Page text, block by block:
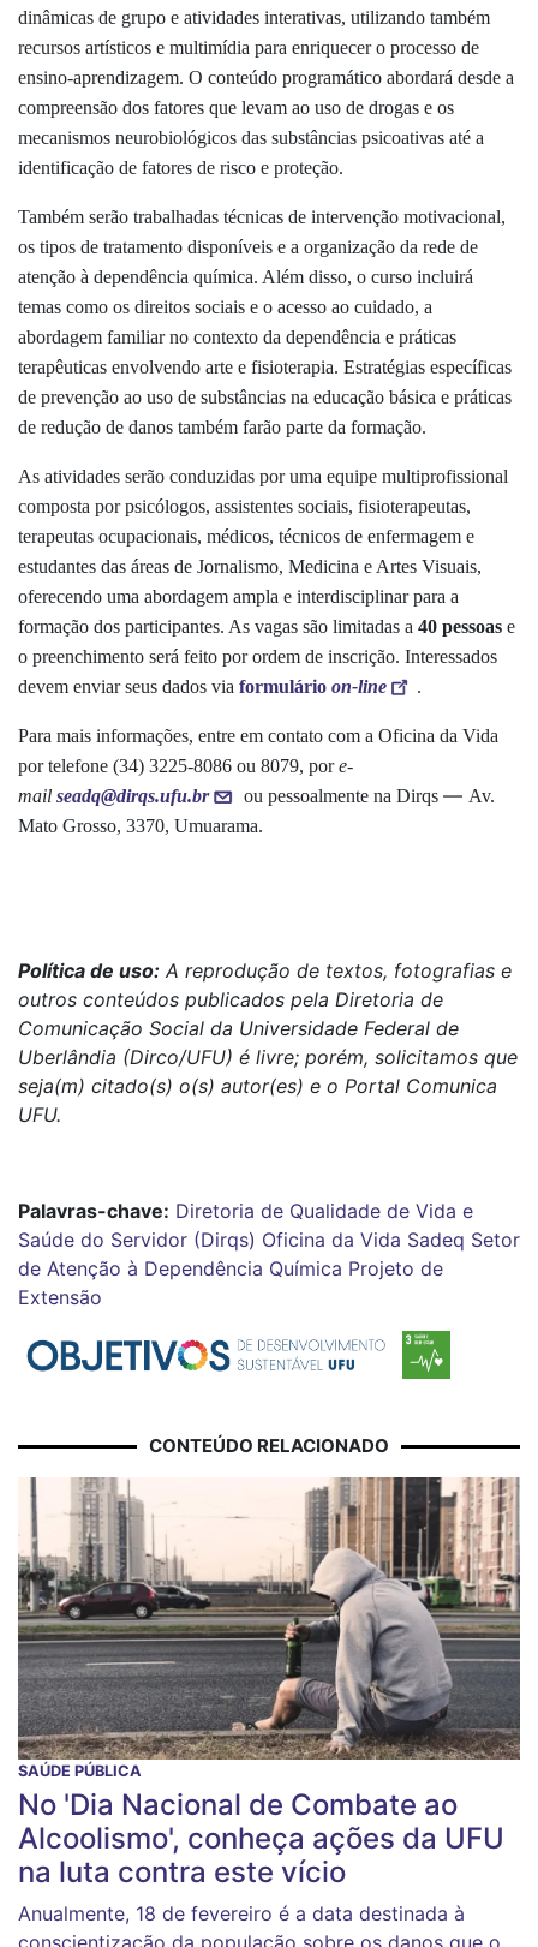
dinâmicas de grupo e atividades interativas, utilizando também
recursos artísticos e multimídia para enriquecer o processo de
ensino-aprendizagem. O conteúdo programático abordará desde a
compreensão dos fatores que levam ao uso de drogas e os
mecanismos neurobiológicos das substâncias psicoativas até a
identificação de fatores de risco e proteção.
Também serão trabalhadas técnicas de intervenção motivacional,
os tipos de tratamento disponíveis e a organização da rede de
atenção à dependência química. Além disso, o curso incluirá
temas como os direitos sociais e o acesso ao cuidado, a
abordagem familiar no contexto da dependência e práticas
terapêuticas envolvendo arte e fisioterapia. Estratégias específicas
de prevenção ao uso de substâncias na educação básica e práticas
de redução de danos também farão parte da formação.
As atividades serão conduzidas por uma equipe multiprofissional
composta por psicólogos, assistentes sociais, fisioterapeutas,
terapeutas ocupacionais, médicos, técnicos de enfermagem e
estudantes das áreas de Jornalismo, Medicina e Artes Visuais,
oferecendo uma abordagem ampla e interdisciplinar para a
formação dos participantes. As vagas são limitadas a 40 pessoas e
o preenchimento será feito por ordem de inscrição. Interessados
devem enviar seus dados via formulário on-line .
Para mais informações, entre em contato com a Oficina da Vida
por telefone (34) 3225-8086 ou 8079, pore-
mail seadq@dirqs.ufu.br ou pessoalmente na Dirqs — Av.
Mato Grosso, 3370, Umuarama.
Política de uso: A reprodução de textos, fotografias e
outros conteúdos publicados pela Diretoria de
Comunicação Social da Universidade Federal de
Uberlândia (Dirco/UFU) é livre; porém, solicitamos que
seja(m) citado(s) o(s) autor(es) e o Portal Comunica
UFU.
Palavras-chave: Diretoria de Qualidade de Vida e
Saúde do Servidor (Dirqs) Oficina da Vida Sadeq Setor
de Atenção à Dependência Química Projeto de
Extensão
CONTEÚDO RELACIONADO
SAÚDE PÚBLICA
No 'Dia Nacional de Combate ao
Alcoolismo', conheça ações da UFU
na luta contra este vício
Anualmente, 18 de fevereiro é a data destinada à